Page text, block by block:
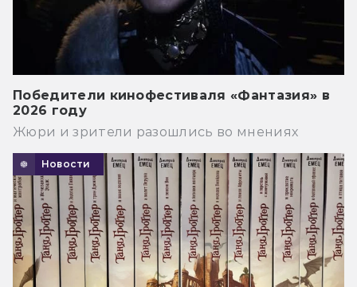
Победители кинофестиваля «Фантазия» в
2026 году
Жюри и зрители разошлись во мнениях
Новости